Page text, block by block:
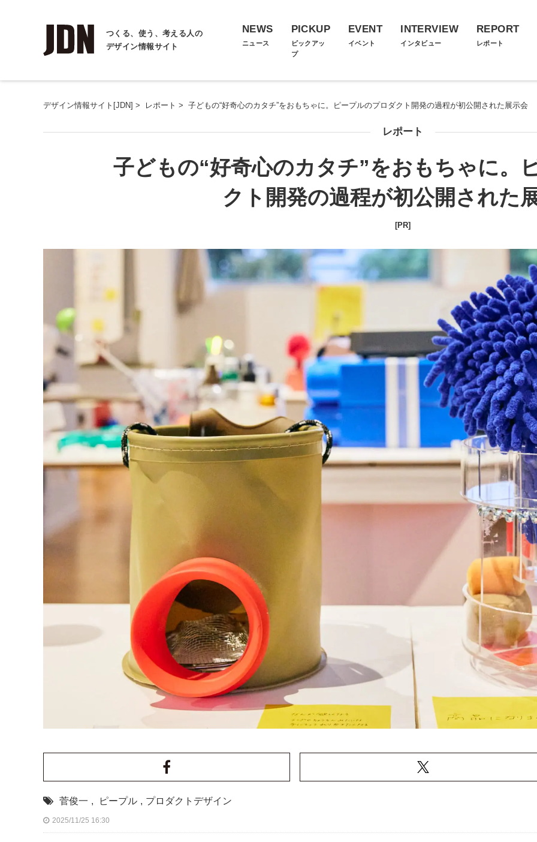
つくる、使う、考える人の
デザイン情報サイト
NEWS
ニュース
PICKUP
ピックアッ
プ
EVENT
イベント
INTERVIEW
インタビュー
REPORT
レポート
デザイン情報サイト[JDN] > レポート > 子どもの“好奇心のカタチ”をおもちゃに。ピープルのプロダクト開発の過程が初公開された展示会
レポート
子どもの“好奇心のカタチ”をおもちゃに。
クト開発の過程が初公開された
[PR]
菅俊一 , ピープル , プロダクトデザイン
2025/11/25 16:30